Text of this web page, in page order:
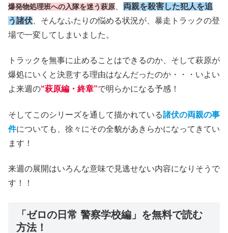
爆発物処理班への入隊を迷う萩原
両親を殺害した犯人を追
う諸伏 、そんなふたりの悩める状況が、暴走トラックの登
場で一変してしまいました。
トラックを無事に止めることはできるのか、そして萩原が
爆処にいくと決意する理由はなんだったのか・・・いよい
よ来週の“萩原編・終章”で明らかになる予感！
そしてこのシリーズを通して描かれている諸伏の両親の事
件についても、徐々にその全貌があきらかになってきてい
ます！
来週の展開はいろんな意味で見逃せない内容になりそうで
す！！
「ゼロの日常 警察学校編」を無料で読む
方法！